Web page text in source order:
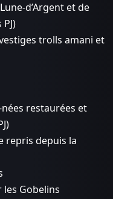
d’Argent et de
trolls amani et
restaurées et
repris depuis la
les Gobelins